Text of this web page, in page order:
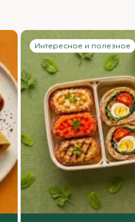
Интересное и полезное